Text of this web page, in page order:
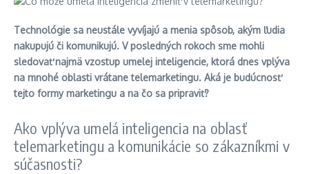
Technológie sa neustále vyvíjajú a menia spôsob, akým ľudia
nakupujú či komunikujú. V posledných rokoch sme mohli
sledovať najmä vzostup umelej inteligencie, ktorá dnes vplýva
na mnohé oblasti vrátane telemarketingu. Aká je budúcnosť
tejto formy marketingu a na čo sa pripraviť?
Ako vplýva umelá inteligencia na oblasť
telemarketingu a komunikácie so zákazníkmi v
súčasnosti?